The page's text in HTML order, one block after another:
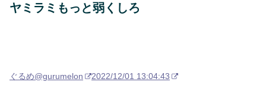
ヤミラミもっと弱くしろ
ぐるめ@gurumelon 2022/12/01 13:04:43